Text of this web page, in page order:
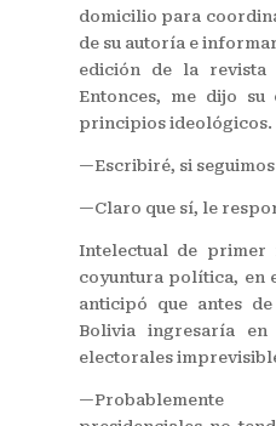
domicilio para
de su autoría e
edición de la revista
Entonces, me dijo
principios ideológicos.
—Escribiré, si
—Claro que sí, le
Intelectual de primer
coyuntura política, en
anticipó que antes
Bolivia ingresaría
electorales